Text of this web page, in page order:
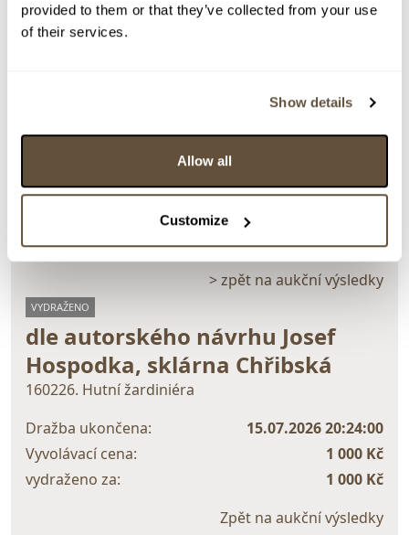
provided to them or that they’ve collected from your use
of their services.
Show details
Allow all
Customize
> Zobrazit detail položky a informace o autorovi
> zpět na aukční výsledky
VYDRAŽENO
dle autorského návrhu Josef
Hospodka, sklárna Chřibská
160226. Hutní žardiniéra
Dražba ukončena:
15.07.2026 20:24:00
Vyvolávací cena:
1 000 Kč
vydraženo za:
1 000 Kč
Zpět na aukční výsledky